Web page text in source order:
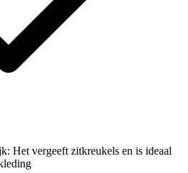
Het vergeeft zitkreukels en is ideaal